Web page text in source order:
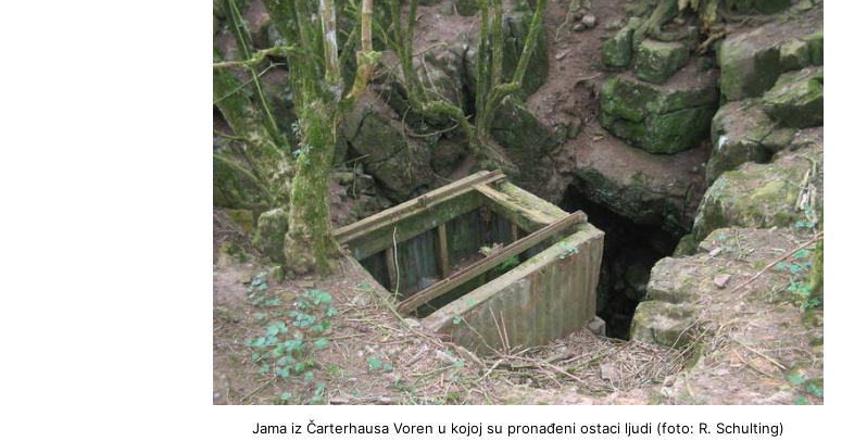
Jama iz Čarterhausa Voren u kojoj su pronađeni ostaci ljudi (foto: R. Schulting)
Registrujte se na Sve o
arheologiji
Budite u toku! Prijavite se na našu